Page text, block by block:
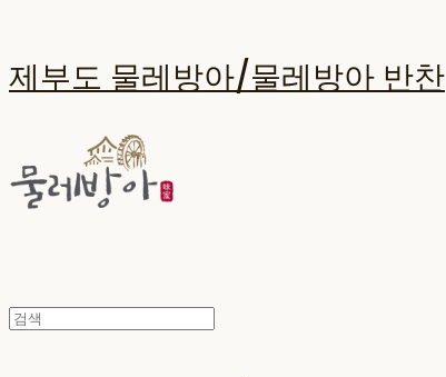
제부도 물레방아/물레방아 반찬